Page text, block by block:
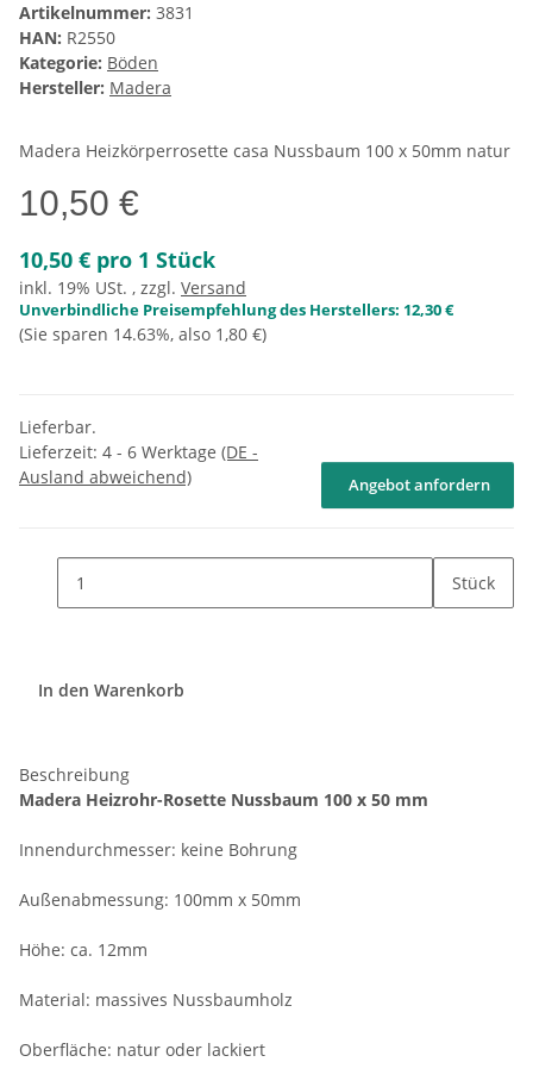
Artikelnummer: 3831
HAN: R2550
Kategorie: Böden
Hersteller: Madera
Madera Heizkörperrosette casa Nussbaum 100 x 50mm natur
10,50 €
10,50 € pro 1 Stück
inkl. 19% USt. , zzgl. Versand
Unverbindliche Preisempfehlung des Herstellers: 12,30 €
(Sie sparen 14.63%, also 1,80 €)
Lieferbar.
Lieferzeit: 4 - 6 Werktage (DE -
Ausland abweichend)
Angebot anfordern
Stück
In den Warenkorb
Beschreibung
Madera Heizrohr-Rosette Nussbaum 100 x 50 mm
Innendurchmesser: keine Bohrung
Außenabmessung: 100mm x 50mm
Höhe: ca. 12mm
Material: massives Nussbaumholz
Oberfläche: natur oder lackiert